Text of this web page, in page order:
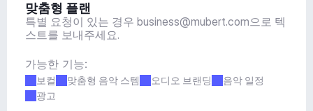
맞춤형 플랜
특별 요청이 있는 경우 business@mubert.com으로 텍
스트를 보내주세요.
가능한 기능:
보컬 맞춤형 음악 스템 오디오 브랜딩
음악 일정
광고